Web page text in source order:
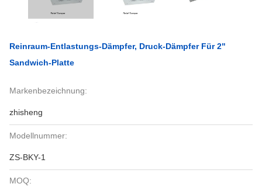
Reinraum-Entlastungs-Dämpfer, Druck-Dämpfer Für 2"
Sandwich-Platte
Markenbezeichnung:
zhisheng
Modellnummer:
ZS-BKY-1
MOQ: